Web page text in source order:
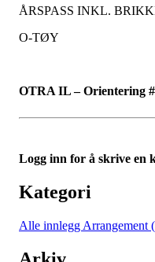
ÅRSPASS INKL.
O-TØY
OTRA IL – Orientering #
Logg inn for å skrive en
Kategori
Alle innlegg Arrangement